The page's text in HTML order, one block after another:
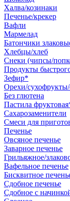
Халва/козинаки
Печенье/крекер
Вафли
Мармелад
Батончики
Хлебцы/хлеб
Снеки (чипсы/
Продукты
Зефир*
Орехи/
Без глютена
Пастила
Сахарозаменители
Смеси для
Печенье
Овсяное печенье
Заварное печенье
Грильяжное/
Вафельное печенье
Бисквитное
Сдобное печенье
Сдобное с